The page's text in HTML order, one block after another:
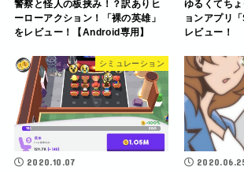
警察と怪人の板挟み！？訳ありヒ
ーローアクション！「裸の英雄」
をレビュー！【Android専用】
ゆるくてち
ョンアプリ
レビュー！
シミュレーション
2020.10.07